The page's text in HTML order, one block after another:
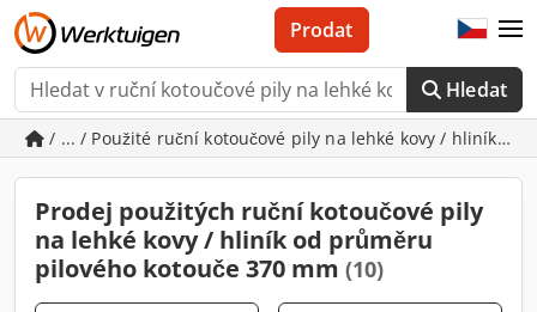
Hledat
Prodat
/ ... / Použité ruční kotoučové pily na lehké kovy / hliník od
Prodej použitých ruční kotoučové pily
na lehké kovy / hliník od průměru
pilového kotouče 370 mm (10)